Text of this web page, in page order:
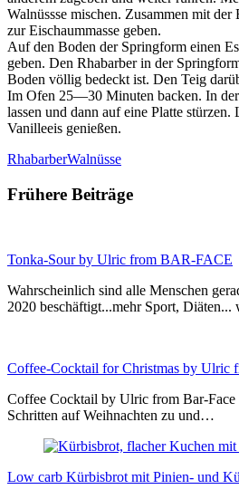
Walnüssse mischen. Zusammen mit
zur Eischaummasse geben.
Auf den Boden der Springform einen
geben. Den Rhabarber in der
Boden völlig bedeckt ist. Den Teig
Im Ofen 25—30 Minuten backen. In
lassen und dann auf eine Platte
Vanilleeis genießen.
RhabarberWalnüsse
Frühere Beiträge
Tonka-Sour by Ulric from BAR-FACE
Wahrscheinlich sind alle Menschen
2020 beschäftigt...mehr Sport,
Coffee-Cocktail for Christmas by Ulric
Coffee Cocktail by Ulric from Bar-Face
Schritten auf Weihnachten zu und…
Low carb Kürbisbrot mit Pinien- und